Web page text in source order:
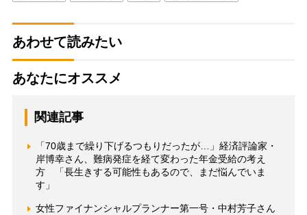
あわせて読みたい
あなたにオススメ
関連記事
「70歳まで繰り下げるつもりだったが…」経済評論家・
岸博幸さん、難病発症を経て変わった年金受給の考え
方 「長生きする可能性もあるので、まだ悩んでいま
す」
女性ファイナンシャルプランナー第一号・中村芳子さん